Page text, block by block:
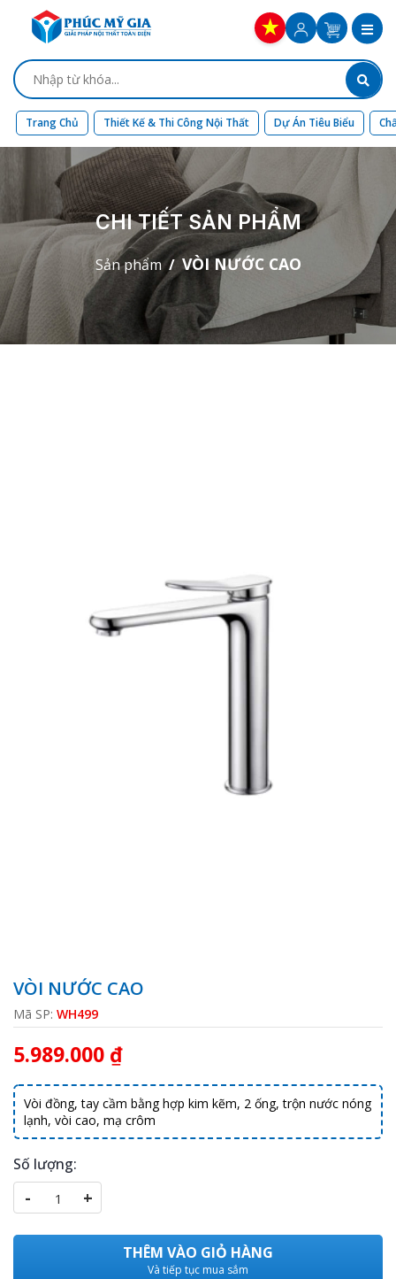
Trang Chủ Thiết Kế & Thi Công Nội Thất Dự Án Tiêu Biểu
CHI TIẾT SẢN PHẨM
Sản phẩm VÒI NƯỚC CAO
VÒI NƯỚC CAO
Mã SP: WH499
5.989.000 ₫
Vòi đồng, tay cầm bằng hợp kim kẽm, 2 ống, trộn nước nóng
lạnh, vòi cao, mạ crôm
Số lượng:
- +
THÊM VÀO GIỎ HÀNG
Và tiếp tục mua sắm